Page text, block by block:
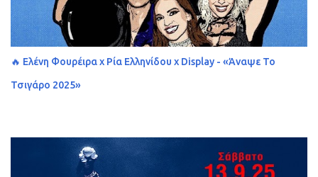
🔥 Ελένη Φουρέιρα x Ρία Ελληνίδου x Display - «Άναψε Το
Τσιγάρο 2025»